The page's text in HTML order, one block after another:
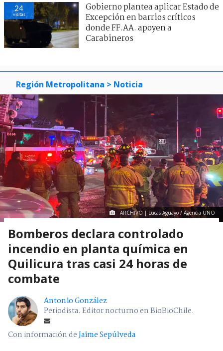
24
visitas
Gobierno plantea aplicar Estado de
Excepción en barrios críticos
donde FF.AA. apoyen a
Carabineros
Región Metropolitana > Noticia
ARCHIVO | Lucas Aguayo / Agencia UNO
Bomberos declara controlado
incendio en planta química en
Quilicura tras casi 24 horas de
combate
Antonio González
Periodista. Editor nocturno en BioBioChile.
Con información deJaime Sepúlveda